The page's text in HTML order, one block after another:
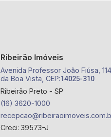
Ribeirão Imóveis
Avenida Professor João Fiúsa,
da Boa Vista, CEP:14025-310
Ribeirão Preto - SP
(16) 3620-1000
Creci: 39573-J